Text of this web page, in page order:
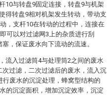
10与转盘9固定连接，转盘9与机架
得转盘9相对机架发生转动，带动支
，支杆10在转动的过程中，连接在
可以对过滤网3上的杂质进行刮
，保证废水向下流动的流速。
流入过滤筒4与处理筒2之间的废水
次过滤，二次过滤后的废水，流入沉
行废水的沉淀处理，蜂窝型结构的
的沉淀面积，增加沉淀效率，沉淀